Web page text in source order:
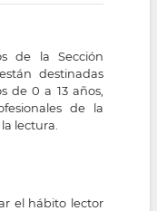
de la Sección
destinadas
de 0 a 13 años,
de la
lectura.
el hábito lector